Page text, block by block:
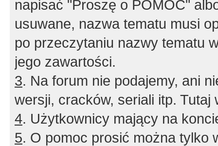
napisać "Proszę o POMOC"
usuwane, nazwa tematu musi
po przeczytaniu nazwy tematu
jego zawartości.
3. Na forum nie podajemy, ani
wersji, cracków, seriali itp. Tutaj
4. Użytkownicy mający na
5. O pomoc prosić można tylko